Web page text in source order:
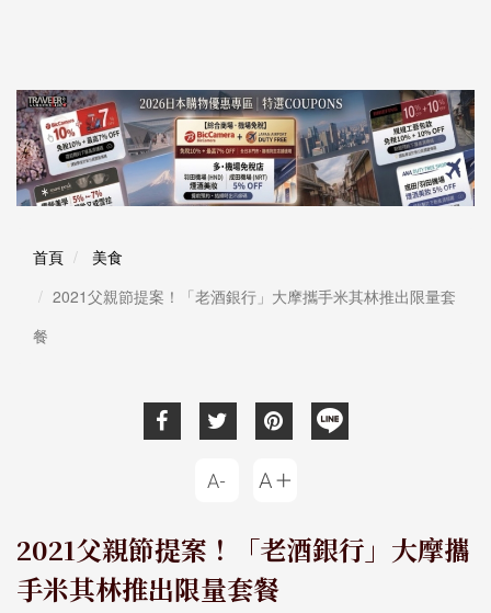
首頁
美食
2021父親節提案！「老酒銀行」大摩攜手米其林推出限量套
餐
2021父親節提案！「老酒銀行」大摩攜
手米其林推出限量套餐